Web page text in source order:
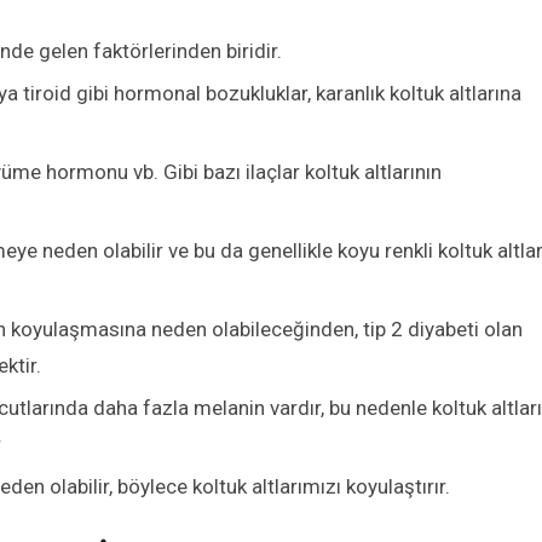
gelen faktörlerinden biridir.
tiroid gibi hormonal bozukluklar, karanlık koltuk altlarına
hormonu vb. Gibi bazı ilaçlar koltuk altlarının
neden olabilir ve bu da genellikle koyu renkli koltuk
neden olabileceğinden, tip 2 diyabeti olan
daha fazla melanin vardır, bu nedenle koltuk
olabilir, böylece koltuk altlarımızı koyulaştırır.